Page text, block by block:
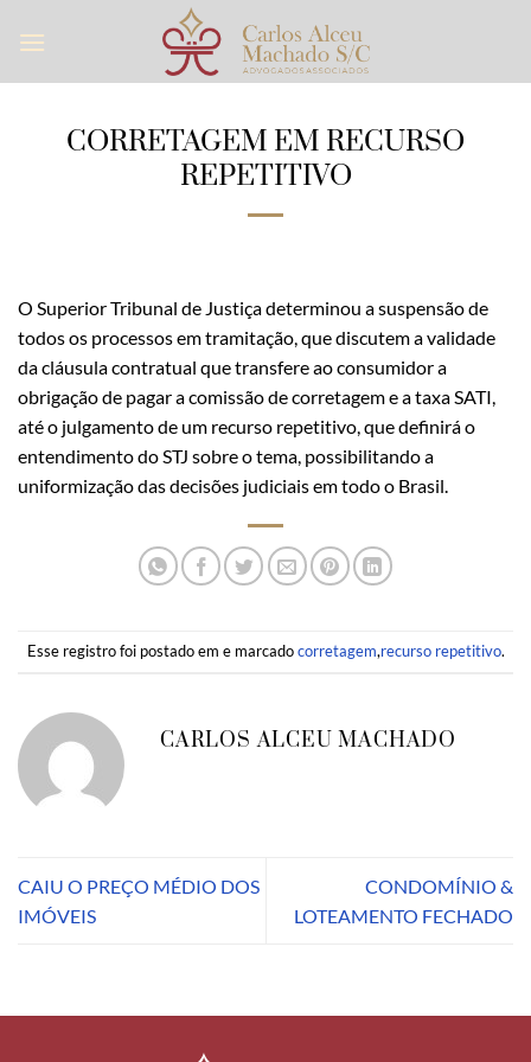
CORRETAGEM EM RECURSO
REPETITIVO
O Superior Tribunal de Justiça determinou a suspensão de
todos os processos em tramitação, que discutem a validade
da cláusula contratual que transfere ao consumidor a
obrigação de pagar a comissão de corretagem e a taxa SATI,
até o julgamento de um recurso repetitivo, que definirá o
entendimento do STJ sobre o tema, possibilitando a
uniformização das decisões judiciais em todo o Brasil.
Esse registro foi postado em e marcadocorretagem,recurso repetitivo.
CARLOS ALCEU MACHADO
CAIU O PREÇO MÉDIO DOS
IMÓVEIS
CONDOMÍNIO &
LOTEAMENTO FECHADO